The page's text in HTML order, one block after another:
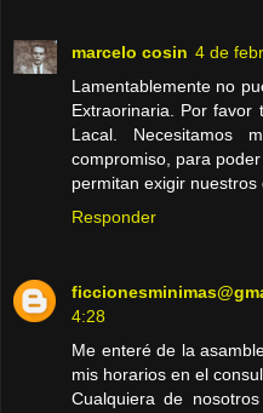
marcelo cosin 4 de
Lamentablemente no
Extraorinaria. Por favor
Lacal. Necesitamos
compromiso, para
permitan exigir nuestros
Responder
4:28
Me enteré de la
mis horarios en el
Cualquiera de